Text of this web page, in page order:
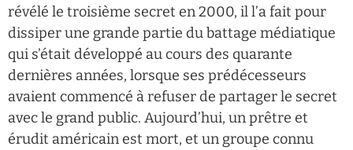
révélé le troisième secret en 2000, il l’a fait pour
dissiper une grande partie du battage médiatique
qui s’était développé au cours des quarante
dernières années, lorsque ses prédécesseurs
avaient commencé à refuser de partager le secret
avec le grand public. Aujourd’hui, un prêtre et
érudit américain est mort, et un groupe connu